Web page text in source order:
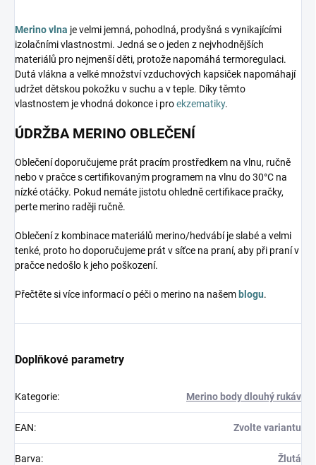
Merino vlna je velmi jemná, pohodlná, prodyšná s vynikajícími
izolačními vlastnostmi. Jedná se o jeden z nejvhodnějších
materiálů pro nejmenší děti, protože napomáhá termoregulaci.
Dutá vlákna a velké množství vzduchových kapsiček napomáhají
udržet dětskou pokožku v suchu a v teple. Díky těmto
vlastnostem je vhodná dokonce i proekzematiky.
ÚDRŽBA MERINO OBLEČENÍ
Oblečení doporučujeme prát pracím prostředkem na vlnu, ručně
nebo v pračce s certifikovaným programem na vlnu do 30°C na
nízké otáčky. Pokud nemáte jistotu ohledně certifikace pračky,
perte merino raději ručně.
Oblečení z kombinace materiálů merino/hedvábí je slabé a velmi
tenké, proto ho doporučujeme prát v síťce na praní, aby při praní v
pračce nedošlo k jeho poškození.
Přečtěte si více informací o péči o merino na našem blogu.
Doplňkové parametry
Kategorie: Merino body dlouhý rukáv
EAN: Zvolte variantu
Barva: Žlutá